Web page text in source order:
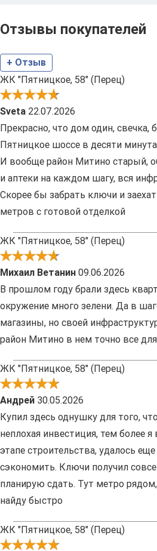
Отзывы покупателей
+ Отзыв
ЖК "Пятницкое, 58" (Перец)
Sveta 22.07.2026
Прекрасно, что дом один, свечка,
Пятницкое шоссе в десяти
И вообще район Митино старый,
и аптеки на каждом шагу, вся
Скорее бы забрать ключи и
метров с готовой отделкой
ЖК "Пятницкое, 58" (Перец)
Михаил Ветанин 09.06.2026
В прошлом году брали здесь
окружение много зелени. Да в
магазины, но своей
район Митино в нем точно все
ЖК "Пятницкое, 58" (Перец)
Андрей 30.05.2026
Купил здесь однушку для того,
неплохая инвестиция, тем более я
этапе строительства, удалось
сэкономить. Ключи получил
планирую сдать. Тут метро
найду быстро
ЖК "Пятницкое, 58" (Перец)